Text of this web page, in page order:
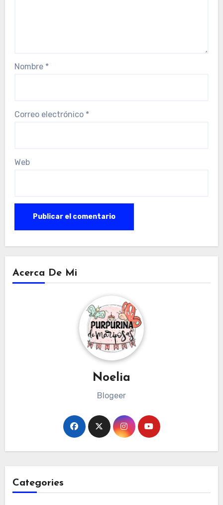
Nombre *
Correo electrónico *
Web
Acerca De Mi
Noelia
Blogeer
Categories